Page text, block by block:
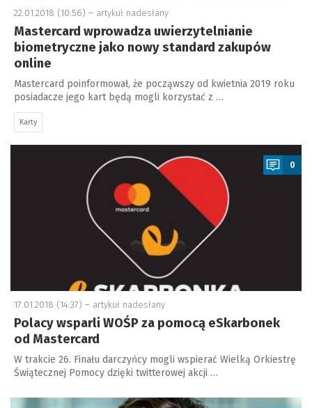
22.01.2018 (10:56) – artykuł nadesłany
Mastercard wprowadza uwierzytelnianie
biometryczne jako nowy standard zakupów
online
Mastercard poinformował, że począwszy od kwietnia 2019 roku
posiadacze jego kart będą mogli korzystać z …
Karty
a
0
17.01.2018 (14:37) – artykuł nadesłany
Polacy wsparli WOŚP za pomocą eSkarbonek
od Mastercard
W trakcie 26. Finału darczyńcy mogli wspierać Wielką Orkiestrę
Świątecznej Pomocy dzięki twitterowej akcji …
a